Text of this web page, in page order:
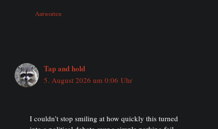
Antworten
Tap and hold
5. August 2026 um 0:06 Uhr
I couldn’t stop smiling at how quickly this turned